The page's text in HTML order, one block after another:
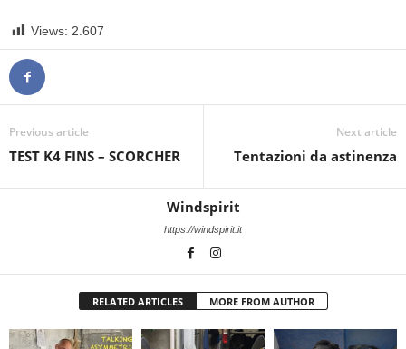
Views: 2.607
Previous article
TEST K4 FINS – SCORCHER
Next article
Tentazioni da astinenza
Windspirit
https://windspirit.it
RELATED ARTICLES MORE FROM AUTHOR